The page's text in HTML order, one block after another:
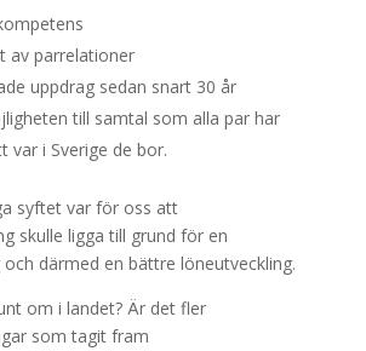
av parrelationer
uppdrag sedan snart 30 år
till samtal som alla par har
var i Sverige de bor.
syftet var för oss att
skulle ligga till grund för en
därmed en bättre löneutveckling.
om i landet? Är det fler
som tagit fram